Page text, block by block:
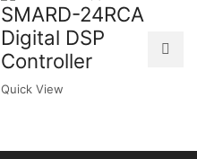
SMARD-24RCA
Digital DSP
Controller
Quick View